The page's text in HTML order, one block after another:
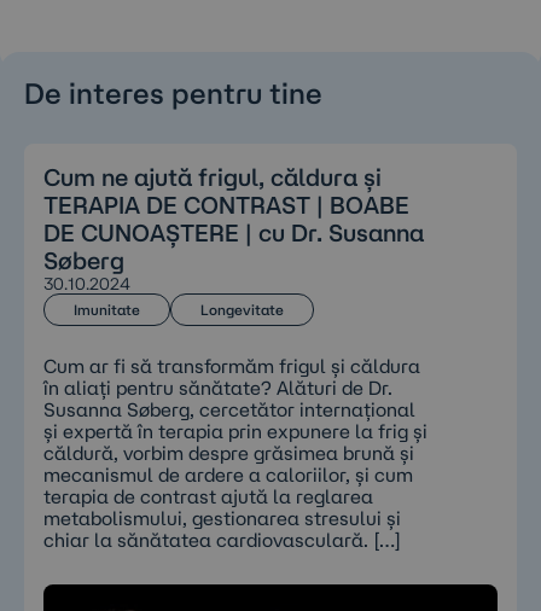
De interes pentru tine
Cum ne ajută frigul, căldura și
TERAPIA DE CONTRAST | BOABE
DE CUNOAȘTERE | cu Dr. Susanna
Søberg
30.10.2024
Imunitate Longevitate
Cum ar fi să transformăm frigul și căldura
în aliați pentru sănătate? Alături de Dr.
Susanna Søberg, cercetător internațional
și expertă în terapia prin expunere la frig și
căldură, vorbim despre grăsimea brună și
mecanismul de ardere a caloriilor, și cum
terapia de contrast ajută la reglarea
metabolismului, gestionarea stresului și
chiar la sănătatea cardiovasculară. […]